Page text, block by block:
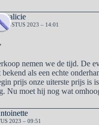
2023 – 14:01
nemen we de tijd. De
bekend als een echte
prijs onze uiterste prijs is
Nu moet hij nog wat
2023 – 09:51